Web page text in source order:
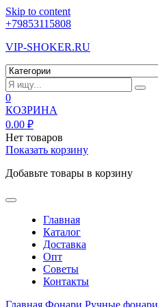
Skip to content
+79853115808
VIP-SHOKER.RU
0
КОЗРИНА
0.00 ₽
Нет товаров
Показать корзину
Добавьте товары в корзину
Главная
Каталог
Доставка
Опт
Советы
Контакты
Главная Фонари Ручные фонари